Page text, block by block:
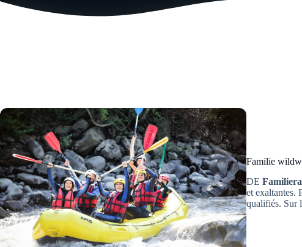
Familie
DE
et exaltantes.
qualifiés. Sur